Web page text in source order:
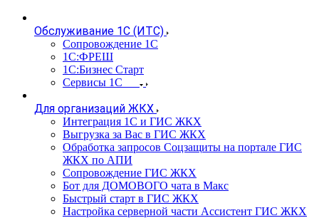
Обслуживание 1С (ИТС)
Сопровождение 1С
1С:ФРЕШ
1С:Бизнес Старт
Сервисы 1С
Для организаций ЖКХ
Интеграция 1С и ГИС ЖКХ
Выгрузка за Вас в ГИС ЖКХ
Обработка запросов Соцзащиты на портале ГИС
ЖКХ по АПИ
Сопровождение ГИС ЖКХ
Бот для ДОМОВОГО чата в Макс
Быстрый старт в ГИС ЖКХ
Настройка серверной части Ассистент ГИС ЖКХ